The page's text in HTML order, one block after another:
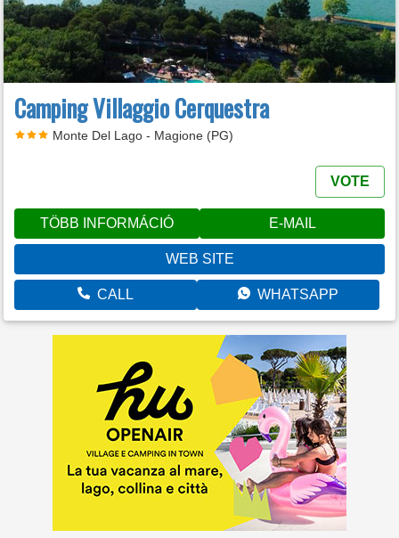
Camping Villaggio Cerquestra
Monte Del Lago - Magione (PG)
VOTE
TÖBB INFORMÁCIÓ E-MAIL
WEB SITE
CALL WHATSAPP